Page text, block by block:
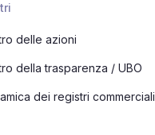
delle azioni
della trasparenza / UBO
dei registri commerciali